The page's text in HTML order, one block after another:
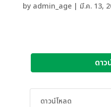
by admin_age| มี.ค. 13,
ดาว
ดาวน์โหลด